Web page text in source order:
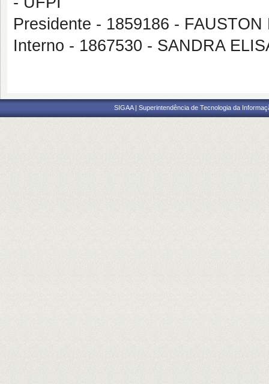
Presidente - 1859186 - FAUSTON
Interno - 1867530 - SANDRA
SIGAA | Superintendência de Tecnologia da